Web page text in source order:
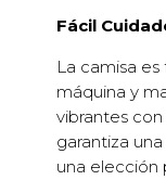
Fácil
La camisa
máquina y
vibrantes
garantiza
una elección